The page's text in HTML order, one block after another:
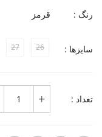
رنگ : قرمز
سایزها : 26
27
تعداد :